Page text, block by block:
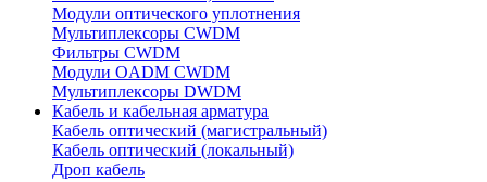
Модули оптического уплотнения
Мультиплексоры CWDM
Фильтры CWDM
Модули OADM CWDM
Мультиплексоры DWDM
Кабель и кабельная арматура
Кабель оптический (магистральный)
Кабель оптический (локальный)
Дроп кабель